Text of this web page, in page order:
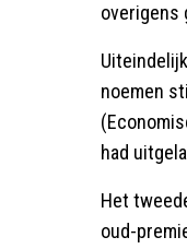
overigens
noemen
had
Het
oud-